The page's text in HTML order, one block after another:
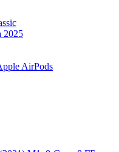
2025
AirPods